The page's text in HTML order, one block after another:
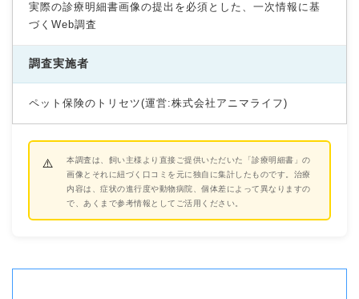
実際の診療明細書画像の提出を必須とした、一次情報に基
づくWeb調査
調査実施者
ペット保険のトリセツ(運営:株式会社アニマライフ)
本調査は、飼い主様より直接ご提供いただいた「診療明細書」の
画像とそれに紐づく口コミを元に独自に集計したものです。治療
内容は、症状の進行度や動物病院、個体差によって異なりますの
で、あくまで参考情報としてご活用ください。